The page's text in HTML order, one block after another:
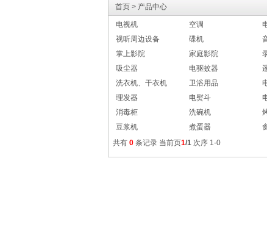
首页 > 产品中心
电视机 空调
视听周边设备
碟机
掌上影院
家庭影院
吸尘器
电驱蚊器
洗衣机、干衣机
卫浴用品
理发器
电熨斗
消毒柜
洗碗机
豆浆机
煮蛋器
共有0 条记录 当前页1/1 次序 1-0